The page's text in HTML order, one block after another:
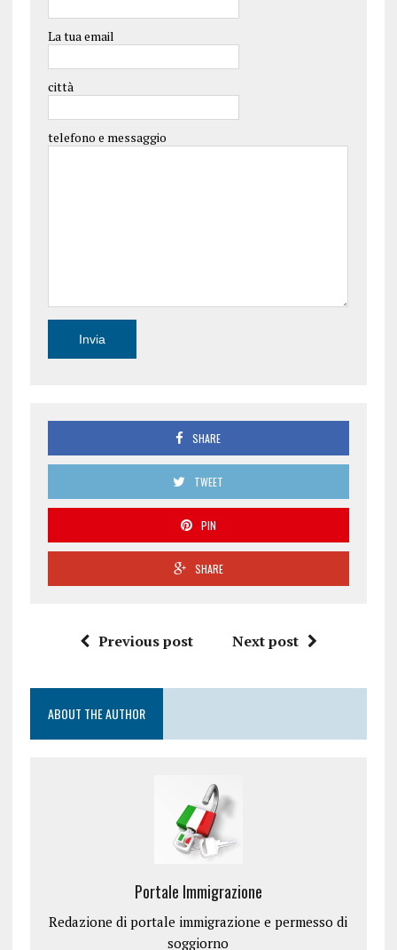
La tua email
città
telefono e messaggio
SHARE
TWEET
PIN
SHARE
Previous post Next post
ABOUT THE AUTHOR
Portale Immigrazione
Redazione di portale immigrazione e permesso di
soggiorno